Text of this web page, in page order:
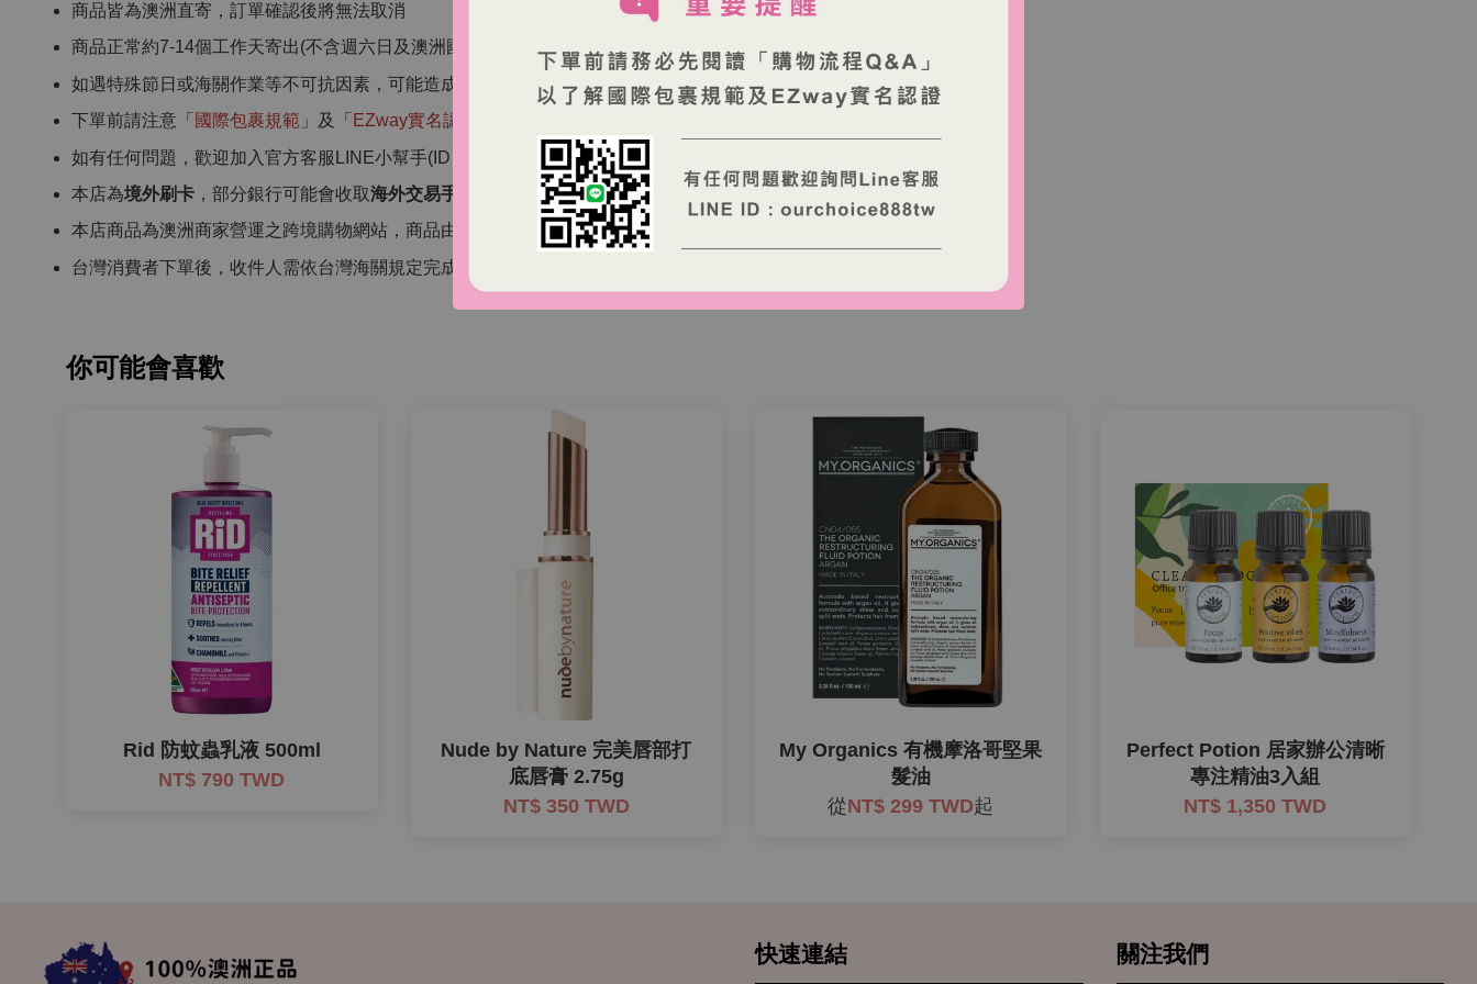
商品皆為澳洲直寄，訂單確認後將無法取消
商品正常約7-14個工作天寄出(不含週六日及澳洲國定假日)
如遇特殊節日或海關作業等不可抗因素，可能造成商品延宕，還請耐心等待
下單前請注意「 國際包裹規範 」及「 EZway實名認證
如有任何問題，歡迎加入官方客服LINE小幫手(ID：ourchoice888tw)
本店為境外刷卡 ，部分銀行可能會收取海外交易手續費
（依各銀行規定）
本店商品為澳洲商家營運之跨境購物網站，商品由澳洲出貨。
台灣消費者下單後，收件人需依台灣海關規定完成 EZWAY 實名認證與進口申報。
你可能會喜歡
Rid 防蚊蟲乳液 500ml
NT$ 790 TWD
Nude by Nature 完美唇部打
底唇膏 2.75g
NT$ 350 TWD
My Organics 有機摩洛哥堅果
髮油
從NT$ 299 TWD起
Perfect Potion 居家辦公清晰
專注精油3入組
NT$ 1,350 TWD
快速連結 關注我們